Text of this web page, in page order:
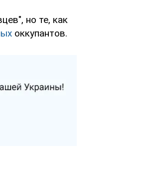
но те, как
оккупантов.